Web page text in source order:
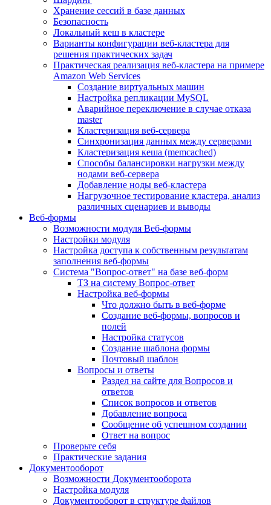
Хранение сессий в базе данных
Безопасность
Локальный кеш в кластере
Варианты конфигурации веб-кластера для
решения практических задач
Практическая реализация веб-кластера на примере
Amazon Web Services
Создание виртуальных машин
Настройка репликации MySQL
Аварийное переключение в случае отказа
master
Кластеризация веб-сервера
Синхронизация данных между серверами
Кластеризация кеша (memcached)
Способы балансировки нагрузки между
нодами веб-сервера
Добавление ноды веб-кластера
Нагрузочное тестирование кластера, анализ
различных сценариев и выводы
Веб-формы
Возможности модуля Веб-формы
Настройки модуля
Настройка доступа к собственным результатам
заполнения веб-формы
Система "Вопрос-ответ" на базе веб-форм
ТЗ на систему Вопрос-ответ
Настройка веб-формы
Что должно быть в веб-форме
Создание веб-формы, вопросов и
полей
Настройка статусов
Создание шаблона формы
Почтовый шаблон
Вопросы и ответы
Раздел на сайте для Вопросов и
ответов
Список вопросов и ответов
Добавление вопроса
Сообщение об успешном создании
Ответ на вопрос
Проверьте себя
Практические задания
Документооборот
Возможности Документооборота
Настройка модуля
Документооборот в структуре файлов